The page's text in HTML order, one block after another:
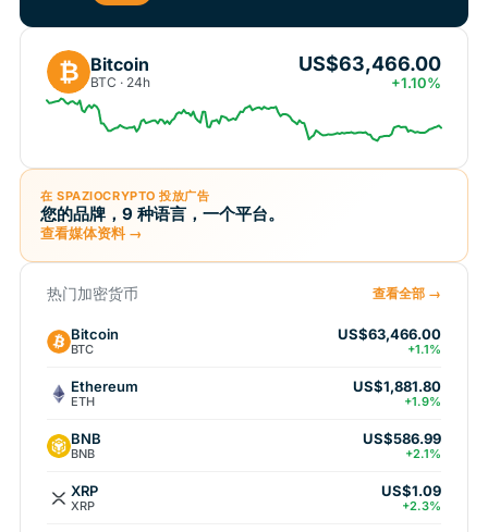
₿ Bitcoin
BTC · 24h
US$63,466.00
+1.10%
在 SPAZIOCRYPTO 投放广告
您的品牌，9 种语言，一个平台。
查看媒体资料 →
热门加密货币 查看全部 →
Bitcoin
BTC
US$63,466.00
+1.1%
Ethereum
ETH
US$1,881.80
+1.9%
BNB
BNB
US$586.99
+2.1%
XRP
XRP
US$1.09
+2.3%